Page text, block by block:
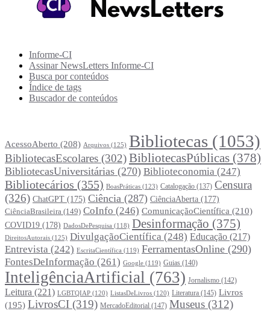
Informe-CI
Assinar NewsLetters Informe-CI
Busca por conteúdos
Índice de tags
Buscador de conteúdos
AcessoAberto (208) Arquivos (125) Bibliotecas (1053)
BibliotecasEscolares (302)BibliotecasPúblicas (378)
BibliotecasUniversitárias (270) Biblioteconomia (247)
Bibliotecários (355) BoasPráticas (123) Catalogação (137) Censura
(326) ChatGPT (175) Ciência (287) CiênciaAberta (177)
CiênciaBrasileira (149) CoInfo (246) ComunicaçãoCientífica (210)
COVID19 (178) DadosDePesquisa (118) Desinformação (375)
DireitosAutorais (125) DivulgaçãoCientífica (248) Educação (217)
Entrevista (242) EscritaCientífica (119) FerramentasOnline (290)
FontesDeInformação (261) Google (119) Guias (140)
InteligênciaArtificial (763) Jornalismo (142)
Leitura (221) LGBTQIAP (120) ListasDeLivros (120) Literatura (145) Livros
(195) LivrosCI (319) MercadoEditorial (147) Museus (312)